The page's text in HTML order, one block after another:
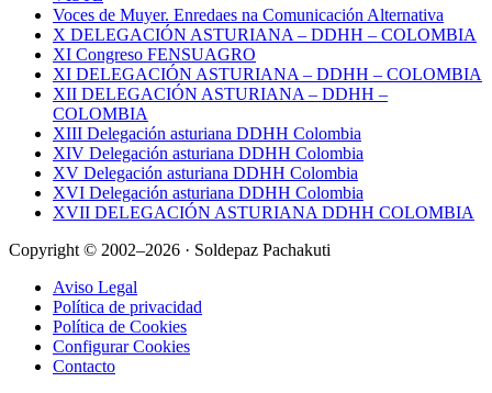
Voces de Muyer. Enredaes na Comunicación Alternativa
X DELEGACIÓN ASTURIANA – DDHH – COLOMBIA
XI Congreso FENSUAGRO
XI DELEGACIÓN ASTURIANA – DDHH – COLOMBIA
XII DELEGACIÓN ASTURIANA – DDHH –
COLOMBIA
XIII Delegación asturiana DDHH Colombia
XIV Delegación asturiana DDHH Colombia
XV Delegación asturiana DDHH Colombia
XVI Delegación asturiana DDHH Colombia
XVII DELEGACIÓN ASTURIANA DDHH COLOMBIA
Copyright © 2002–2026 · Soldepaz Pachakuti
Aviso Legal
Política de privacidad
Política de Cookies
Configurar Cookies
Contacto